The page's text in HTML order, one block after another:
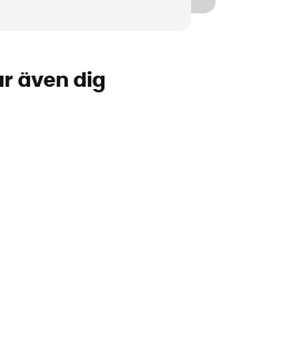
även dig